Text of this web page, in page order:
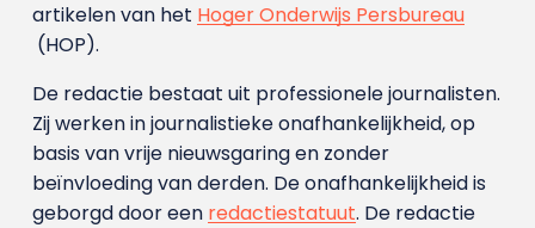
artikelen van het Hoger Onderwijs Persbureau
(HOP).
De redactie bestaat uit professionele journalisten.
Zij werken in journalistieke onafhankelijkheid, op
basis van vrije nieuwsgaring en zonder
beïnvloeding van derden. De onafhankelijkheid is
geborgd door een redactiestatuut. De redactie